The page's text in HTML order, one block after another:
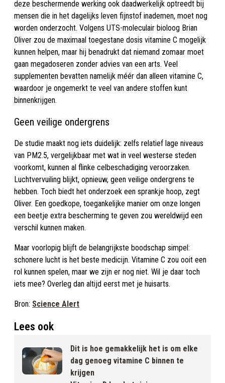
deze beschermende werking ook daadwerkelijk optreedt bij
mensen die in het dagelijks leven fijnstof inademen, moet nog
worden onderzocht. Volgens UTS-moleculair bioloog Brian
Oliver zou de maximaal toegestane dosis vitamine C mogelijk
kunnen helpen, maar hij benadrukt dat niemand zomaar moet
gaan megadoseren zonder advies van een arts. Veel
supplementen bevatten namelijk méér dan alleen vitamine C,
waardoor je ongemerkt te veel van andere stoffen kunt
binnenkrijgen.
Geen veilige ondergrens
De studie maakt nog iets duidelijk: zelfs relatief lage niveaus
van PM2.5, vergelijkbaar met wat in veel westerse steden
voorkomt, kunnen al flinke celbeschadiging veroorzaken.
Luchtvervuiling blijkt, opnieuw, geen veilige ondergrens te
hebben. Toch biedt het onderzoek een sprankje hoop, zegt
Oliver. Een goedkope, toegankelijke manier om onze longen
een beetje extra bescherming te geven zou wereldwijd een
verschil kunnen maken.
Maar voorlopig blijft de belangrijkste boodschap simpel:
schonere lucht is het beste medicijn. Vitamine C zou ooit een
rol kunnen spelen, maar we zijn er nog niet. Wil je daar toch
iets mee? Overleg dan altijd eerst met je huisarts.
Bron: Science Alert
Lees ook
Dit is hoe gemakkelijk het is om elke
dag genoeg vitamine C binnen te
krijgen